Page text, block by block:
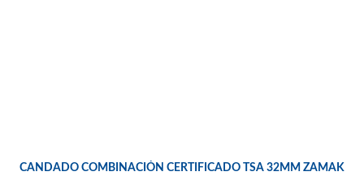
CANDADO COMBINACIÓN CERTIFICADO TSA 32MM ZAMAK